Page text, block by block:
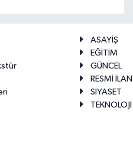
ASAYİŞ
EĞİTİM
GÜNCEL
RESMİ İLAN
SİYASET
TEKNOLOJİ